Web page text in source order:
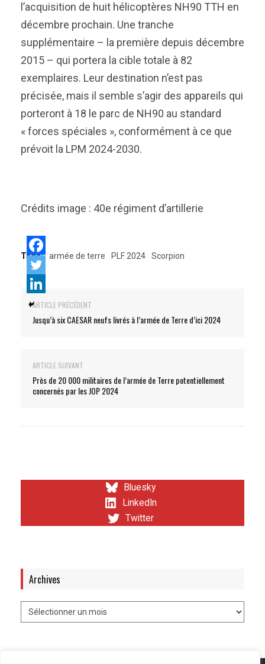
l’acquisition de huit hélicoptères NH90 TTH en
décembre prochain. Une tranche
supplémentaire – la première depuis décembre
2015 – qui portera la cible totale à 82
exemplaires. Leur destination n’est pas
précisée, mais il semble s’agir des appareils qui
porteront à 18 le parc de NH90 au standard
« forces spéciales », conformément à ce que
prévoit la LPM 2024-2030.
Crédits image : 40e régiment d’artillerie
Tags: armée de terre PLF 2024 Scorpion
ARTICLE PRÉCÉDENT
Jusqu’à six CAESAR neufs livrés à l’armée de Terre d’ici 2024
ARTICLE SUIVANT
Près de 20 000 militaires de l’armée de Terre potentiellement
concernés par les JOP 2024
Bluesky
LinkedIn
Twitter
Archives